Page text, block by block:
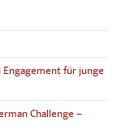
für junge
Challenge –